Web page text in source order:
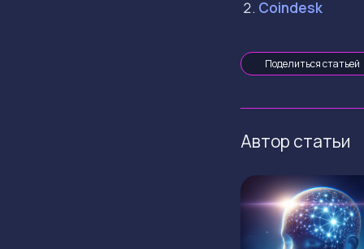
Coindesk
Поделиться статьей
Автор статьи